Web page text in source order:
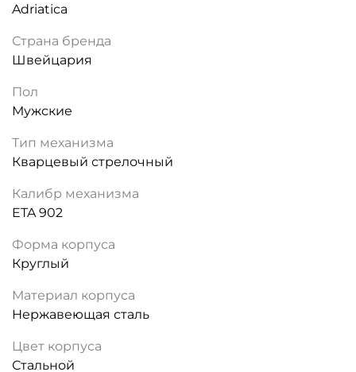
Adriatica
Страна бренда
Швейцария
Пол
Мужские
Тип механизма
Кварцевый стрелочный
Калибр механизма
ETA 902
Форма корпуса
Круглый
Материал корпуса
Нержавеющая сталь
Цвет корпуса
Стальной